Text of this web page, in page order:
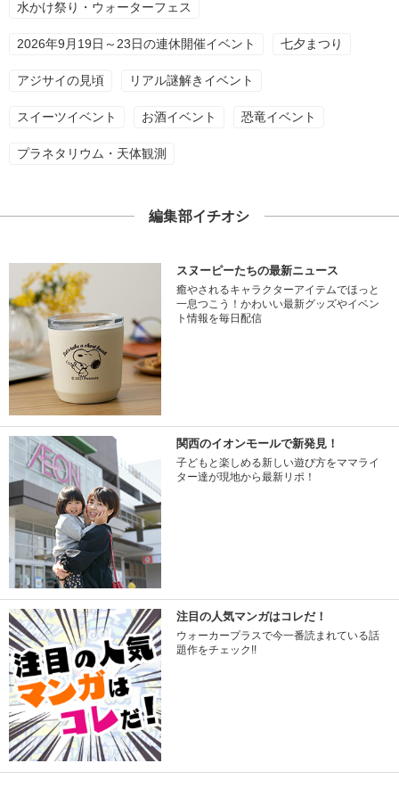
水かけ祭り・ウォーターフェス
2026年9月19日～23日の連休開催イベント 七夕まつり
アジサイの見頃 リアル謎解きイベント
スイーツイベント お酒イベント 恐竜イベント
プラネタリウム・天体観測
編集部イチオシ
スヌーピーたちの最新ニュース
癒やされるキャラクターアイテムでほっと
一息つこう！かわいい最新グッズやイベン
ト情報を毎日配信
関西のイオンモールで新発見！
子どもと楽しめる新しい遊び方をママライ
ター達が現地から最新リポ！
注目の人気マンガはコレだ！
ウォーカープラスで今一番読まれている話
題作をチェック!!